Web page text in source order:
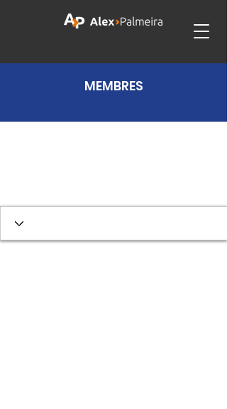
MEMBRES